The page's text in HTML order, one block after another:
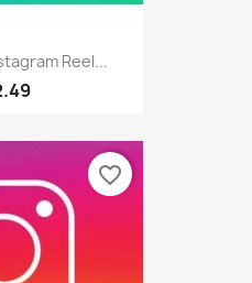
Reel...
favorite_border